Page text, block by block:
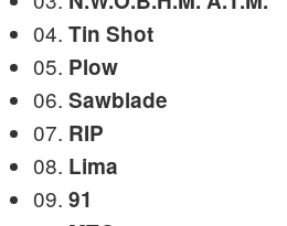
04. Tin Shot
05. Plow
06. Sawblade
07. RIP
08. Lima
09. 91